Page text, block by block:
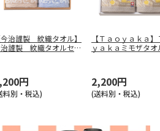
今治謹製 紋織タオル】
謹製 紋織タオルセッ
円
料別・税込)
【Ｔａｏｙａｋａ
ｙａｋａミモザタ
2,200円
(送料別・税込)